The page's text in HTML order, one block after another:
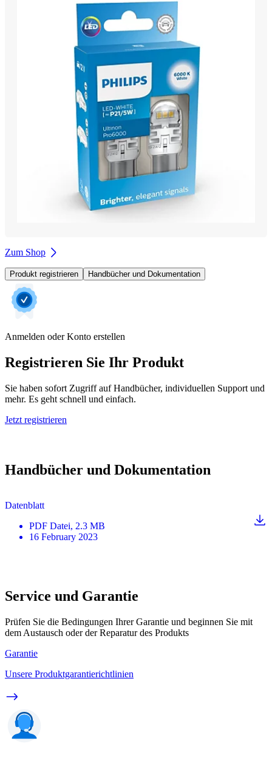
Zum Shop
Produkt registrieren Handbücher und Dokumentation
Anmelden oder Konto erstellen
Registrieren Sie Ihr Produkt
Sie haben sofort Zugriff auf Handbücher, individuellen Support und
mehr. Es geht schnell und einfach.
Jetzt registrieren
Handbücher und Dokumentation
Datenblatt
PDF Datei, 2.3 MB
16 February 2023
Service und Garantie
Prüfen Sie die Bedingungen Ihrer Garantie und beginnen Sie mit
dem Austausch oder der Reparatur des Produkts
Garantie
Unsere Produktgarantierichtlinien